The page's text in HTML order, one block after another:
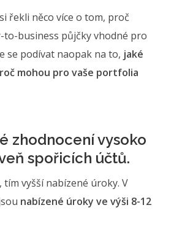
řekli něco více o tom, proč
to-business půjčky vhodné pro
se podívat naopak na to, jaké
mohou pro vaše portfolia
zhodnocení vysoko
spořicích účtů.
tím vyšší nabízené úroky. V
nabízené úroky ve výši 8-12